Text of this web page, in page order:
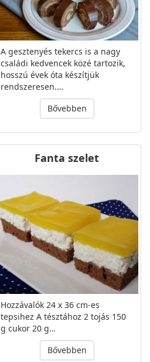
A gesztenyés tekercs is a nagy
családi kedvencek közé tartozik,
hosszú évek óta készítjük
rendszeresen.…
Bővebben
Fanta szelet
Hozzávalók 24 x 36 cm-es
tepsihez A tésztához 2 tojás 150
g cukor 20 g…
Bővebben